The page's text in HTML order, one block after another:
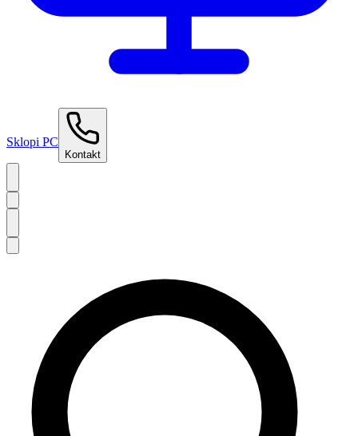
Sklopi PC
Kontakt